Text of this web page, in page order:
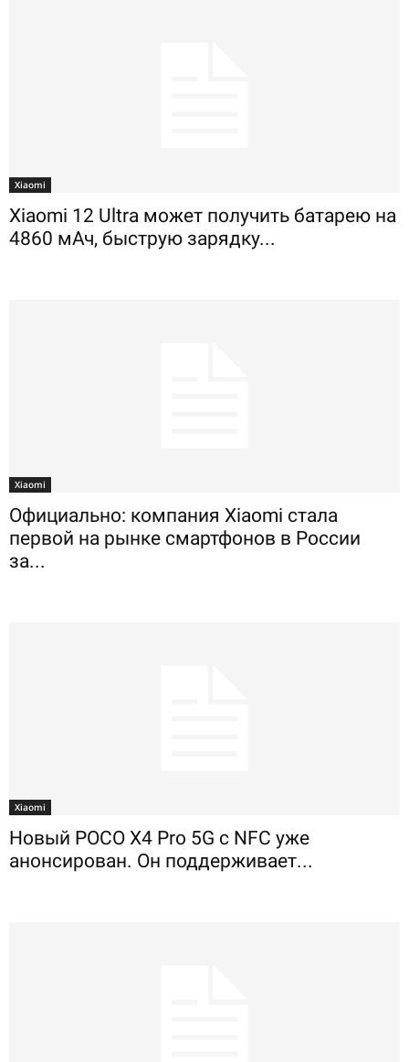
Xiaomi
Xiaomi 12 Ultra может получить батарею на
4860 мАч, быструю зарядку...
Xiaomi
Официально: компания Xiaomi стала
первой на рынке смартфонов в России
за...
Xiaomi
Новый POCO X4 Pro 5G с NFC уже
анонсирован. Он поддерживает...